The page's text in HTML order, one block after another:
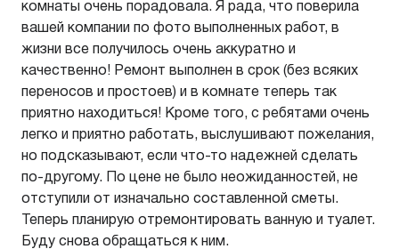
комнаты очень порадовала. Я рада, что поверила
вашей компании по фото выполненных работ, в
жизни все получилось очень аккуратно и
качественно! Ремонт выполнен в срок (без всяких
переносов и простоев) и в комнате теперь так
приятно находиться! Кроме того, с ребятами очень
легко и приятно работать, выслушивают пожелания,
но подсказывают, если что-то надежней сделать
по-другому. По цене не было неожиданностей, не
отступили от изначально составленной сметы.
Теперь планирую отремонтировать ванную и туалет.
Буду снова обращаться к ним.